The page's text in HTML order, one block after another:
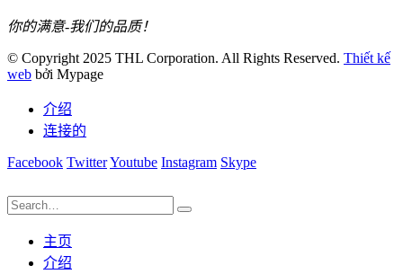
你的满意-我们的品质！
© Copyright 2025 THL Corporation. All Rights Reserved. Thiết kế
web bởi Mypage
介绍
连接的
Facebook TwitterYoutube Instagram Skype
主页
介绍